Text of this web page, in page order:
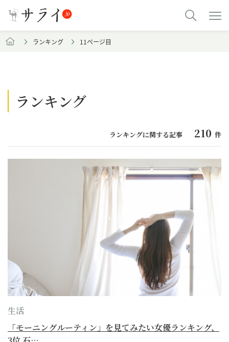
ランキング 11ページ目
ランキング
ランキングに関する記事 210 件
生活
「モーニングルーティン」を見てみたい女優ランキング、